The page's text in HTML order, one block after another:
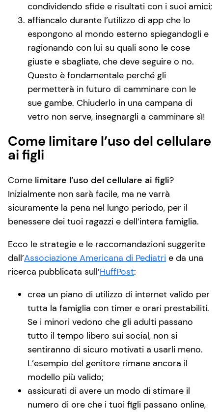
condividendo sfide e risultati con i suoi amici;
affiancalo durante l’utilizzo di app che lo
espongono al mondo esterno spiegandogli e
ragionando con lui su quali sono le cose
giuste e sbagliate, che deve seguire o no.
Questo è fondamentale perché gli
permetterà in futuro di camminare con le
sue gambe. Chiuderlo in una campana di
vetro non serve, insegnargli a camminare sì!
Come limitare l’uso del cellulare
ai figli
Come limitare l’uso del cellulare ai figli?
Inizialmente non sarà facile, ma ne varrà
sicuramente la pena nel lungo periodo, per il
benessere dei tuoi ragazzi e dell’intera famiglia.
Ecco le strategie e le raccomandazioni suggerite
dall’Associazione Americana di Pediatri e da una
ricerca pubblicata sull’HuffPost:
crea un piano di utilizzo di internet valido per
tutta la famiglia con timer e orari prestabiliti.
Se i minori vedono che gli adulti passano
tutto il tempo libero sui social, non si
sentiranno di sicuro motivati a usarli meno.
L’esempio del genitore rimane ancora il
modello più valido;
assicurati di avere un modo di stimare il
numero di ore che i tuoi figli passano online,